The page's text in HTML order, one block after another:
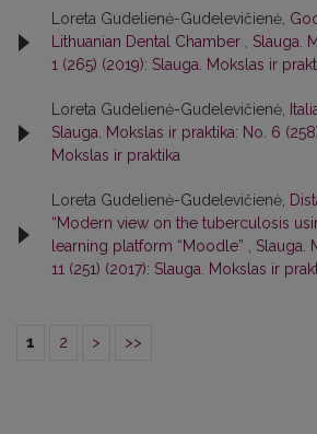
Loreta Gudelienė-Gudelevičienė,
Lithuanian Dental Chamber , Slauga.
1 (265) (2019): Slauga. Mokslas ir
Loreta Gudelienė-Gudelevičienė,
Slauga. Mokslas ir praktika: No. 6
Mokslas ir praktika
Loreta Gudelienė-Gudelevičienė,
“Modern view on the tuberculosis
learning platform “Moodle” , Slauga.
11 (251) (2017): Slauga. Mokslas ir
1 2 > >>